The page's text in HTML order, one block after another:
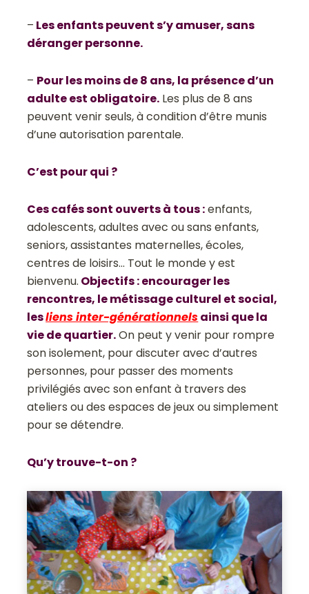
– Les enfants peuvent s’y amuser, sans
déranger personne.
– Pour les moins de 8 ans, la présence d’un
adulte est obligatoire. Les plus de 8 ans
peuvent venir seuls, à condition d’être munis
d’une autorisation parentale.
C’est pour qui ?
Ces cafés sont ouverts à tous :enfants,
adolescents, adultes avec ou sans enfants,
seniors, assistantes maternelles, écoles,
centres de loisirs… Tout le monde y est
bienvenu. Objectifs : encourager les
rencontres, le métissage culturel et social,
lesliens inter-générationnelsainsi que la
vie de quartier.On peut y venir pour rompre
son isolement, pour discuter avec d’autres
personnes, pour passer des moments
privilégiés avec son enfant à travers des
ateliers ou des espaces de jeux ou simplement
pour se détendre.
Qu’y trouve-t-on ?